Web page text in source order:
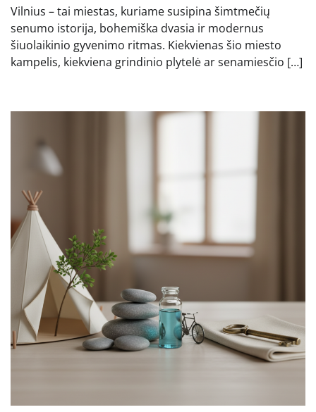
Vilnius – tai miestas, kuriame susipina šimtmečių
senumo istorija, bohemiška dvasia ir modernus
šiuolaikinio gyvenimo ritmas. Kiekvienas šio miesto
kampelis, kiekviena grindinio plytelė ar senamiesčio […]